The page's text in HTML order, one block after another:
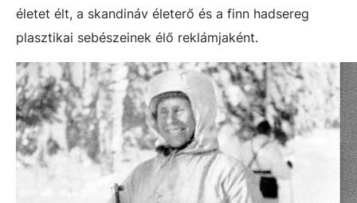
életet élt, a skandináv életerő és a finn hadsereg
plasztikai sebészeinek élő reklámjaként.